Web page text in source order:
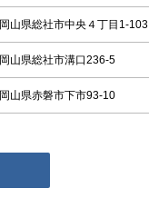
岡山県総社市中央４丁目1-103
岡山県総社市溝口236-5
岡山県赤磐市下市93-10